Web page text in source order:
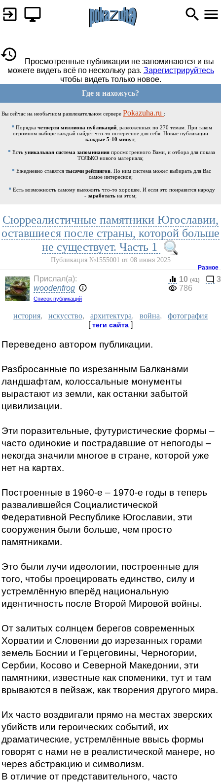
Просмотренные публикации не запоминаются и вы
можете видеть всё по нескольку раз. Зарегистрируйтесь
чтобы видеть только новое.
Где я нахожусь?
Вы сейчас на необычном развлекательном сервере Pokazuha.ru :
Порядка четверти миллиона публикаций, разложенных по 270 темам. При таком
огромном выборе каждый найдет что-то интересное для себя. Новые публикации
каждые 5-10 минут;
Есть уникальная система запоминания просмотренного Вами, и отбора для показа
ТОЛЬКО нового материала;
Ежедневно ставятся тысячи рейтингов . По ним система может выбирать для Вас
самое интересное;
Есть возможность самому выложить что-то хорошее. И если это понравится народу
- заработать на этом;
Сюрреалистичные памятники Югославии,
оставшиеся после страны, которой больше
не существует. Часть 1
Публикация №1555001 от 08 июня 2025
Разное
Прислал(a):
woodenfrog
Список публикаций
10 (41)
3
786
история, искусство, архитектура, война, фотография
[теги сайта ]
Переведено автором публикации.
Разбросанные по изрезанным Балканами
ландшафтам, колоссальные монументы
вырастают из земли, как останки забытой
цивилизации.
Эти поразительные, футуристические формы –
часто одинокие и пострадавшие от непогоды –
некогда значили многое в стране, которой уже
нет на картах.
Построенные в 1960-е – 1970-е годы в теперь
развалившейся Социалистической
Федеративной Республике Югославии, эти
сооружения были больше, чем просто
памятниками.
Это были лучи идеологии, построенные для
того, чтобы проецировать единство, силу и
устремлённую вперёд национальную
идентичность после Второй Мировой войны.
От залитых солнцем берегов современных
Хорватии и Словении до изрезанных горами
земель Боснии и Герцеговины, Черногории,
Сербии, Косово и Северной Македонии, эти
памятники, известные как споменики, тут и там
врываются в пейзаж, как творения другого мира.
Их часто воздвигали прямо на местах зверских
убийств или героических событий, их
драматические, устремлённые ввысь формы
говорят с нами не в реалистической манере, но
через абстракцию и символизм.
В отличие от представительного, часто